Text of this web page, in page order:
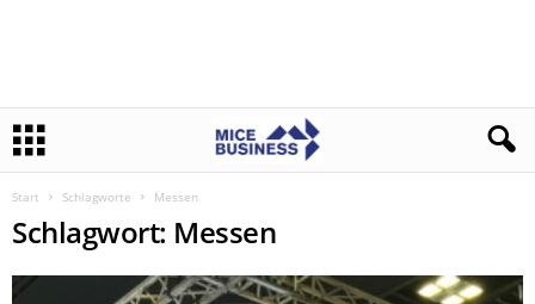
Start Schlagworte Messen
Schlagwort: Messen